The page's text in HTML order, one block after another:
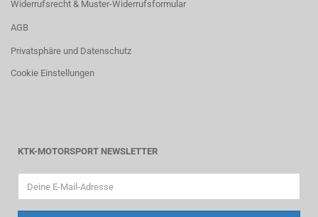
Widerrufsrecht & Muster-Widerrufsformular
AGB
Privatsphäre und Datenschutz
Cookie Einstellungen
KTK-MOTORSPORT NEWSLETTER